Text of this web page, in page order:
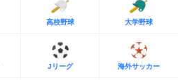
高校野球 大学野球
Jリーグ 海外サッカー